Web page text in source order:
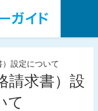
設定について
請求書）設
て